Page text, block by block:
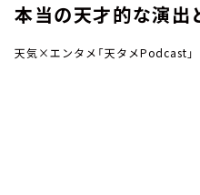
本当の天才的な演出
天気×エンタメ「天タメPodcast」